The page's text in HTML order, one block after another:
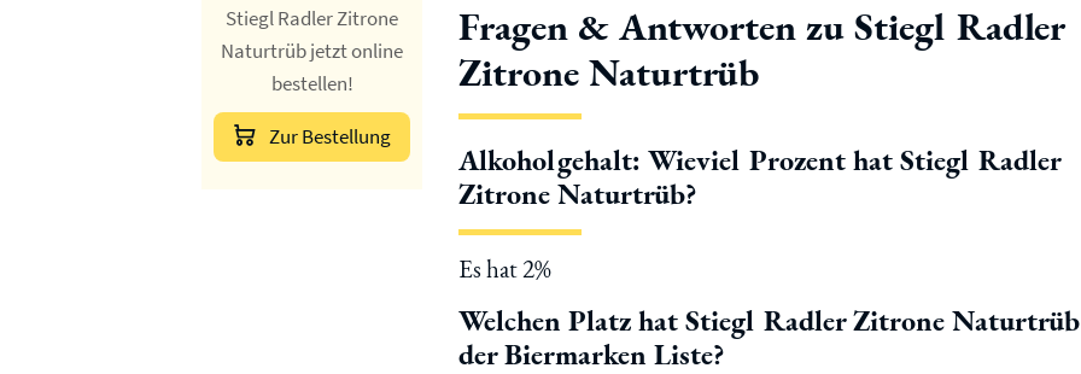
Stiegl Radler Zitrone
Naturtrüb jetzt online
bestellen!
Zur Bestellung
Fragen & Antworten zu Stiegl Radler
Zitrone Naturtrüb
Alkoholgehalt: Wieviel Prozent hat Stiegl Radler
Zitrone Naturtrüb?
Es hat 2%
Welchen Platz hat Stiegl Radler Zitrone
der Biermarken Liste?